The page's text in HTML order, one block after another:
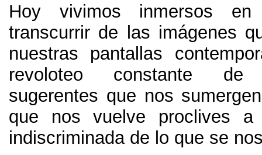
Hoy vivimos inmersos
transcurrir de las imágenes
nuestras pantallas
revoloteo constante de
sugerentes que nos
que nos vuelve proclives a
indiscriminada de lo que se